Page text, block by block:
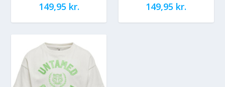
149,95 kr. 149,95 kr.